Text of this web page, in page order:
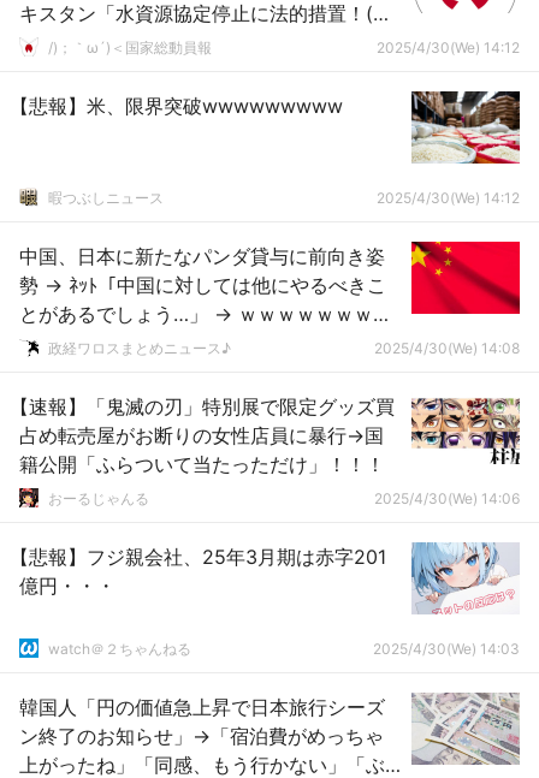
キスタン「水資源協定停止に法的措置！(飲
料水ｲﾝﾄﾞ頼み」トランプ政権「介入！」→
/)；｀ω´)＜国家総動員報 2025/4/30(We) 14:12
【悲報】米、限界突破wwwwwwwww
暇つぶしニュース 2025/4/30(We) 14:12
中国、日本に新たなパンダ貸与に前向き姿
勢 → ﾈｯﾄ「中国に対しては他にやるべきこ
とがあるでしょう…」 → ｗｗｗｗｗｗｗｗ
ｗｗｗｗｗｗｗｗｗｗｗｗ
政経ワロスまとめニュース♪ 2025/4/30(We) 14:08
【速報】「鬼滅の刃」特別展で限定グッズ買
占め転売屋がお断りの女性店員に暴行→国
籍公開「ふらついて当たっただけ」！！！
おーるじゃんる 2025/4/30(We) 14:06
【悲報】フジ親会社、25年3月期は赤字201
億円・・・
watch＠２ちゃんねる 2025/4/30(We) 14:03
韓国人「円の価値急上昇で日本旅行シーズ
ン終了のお知らせ」→「宿泊費がめっちゃ
上がったね」「同感、もう行かない」「ぶ